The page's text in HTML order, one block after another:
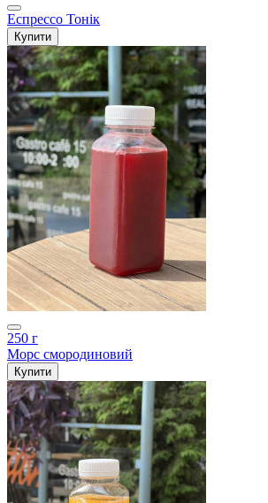
Еспрессо Тонік
Купити
250 г
Морс смородиновий
Купити